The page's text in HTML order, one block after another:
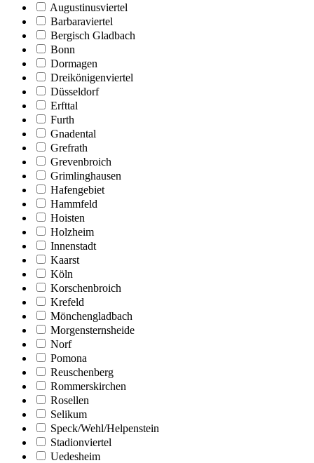
Augustinusviertel
Barbaraviertel
Bergisch Gladbach
Bonn
Dormagen
Dreikönigenviertel
Düsseldorf
Erfttal
Furth
Gnadental
Grefrath
Grevenbroich
Grimlinghausen
Hafengebiet
Hammfeld
Hoisten
Holzheim
Innenstadt
Kaarst
Köln
Korschenbroich
Krefeld
Mönchengladbach
Morgensternsheide
Norf
Pomona
Reuschenberg
Rommerskirchen
Rosellen
Selikum
Speck/Wehl/Helpenstein
Stadionviertel
Uedesheim